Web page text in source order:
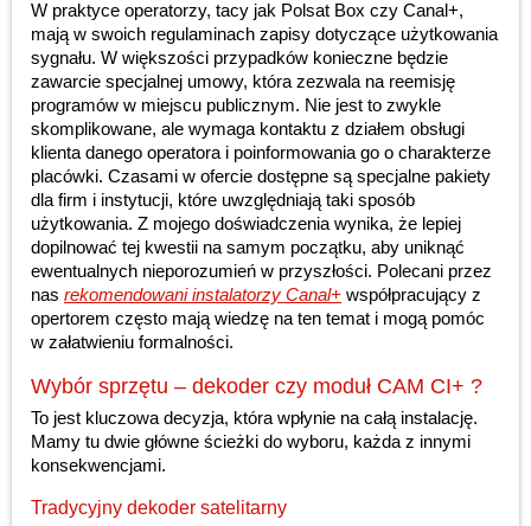
W praktyce operatorzy, tacy jak Polsat Box czy Canal+,
mają w swoich regulaminach zapisy dotyczące użytkowania
sygnału. W większości przypadków konieczne będzie
zawarcie specjalnej umowy, która zezwala na reemisję
programów w miejscu publicznym. Nie jest to zwykle
skomplikowane, ale wymaga kontaktu z działem obsługi
klienta danego operatora i poinformowania go o charakterze
placówki. Czasami w ofercie dostępne są specjalne pakiety
dla firm i instytucji, które uwzględniają taki sposób
użytkowania. Z mojego doświadczenia wynika, że lepiej
dopilnować tej kwestii na samym początku, aby uniknąć
ewentualnych nieporozumień w przyszłości. Polecani przez
nas rekomendowani instalatorzy Canal+ współpracujący z
opertorem często mają wiedzę na ten temat i mogą pomóc
w załatwieniu formalności.
Wybór sprzętu – dekoder czy moduł CAM CI+ ?
To jest kluczowa decyzja, która wpłynie na całą instalację.
Mamy tu dwie główne ścieżki do wyboru, każda z innymi
konsekwencjami.
Tradycyjny dekoder satelitarny